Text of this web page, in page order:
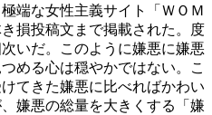
端な女性主義サイト「ＷＯＭ
損投稿文まで掲載された。度
いだ。このように嫌悪に嫌悪
める心は穏やかではない。こ
てきた嫌悪に比べればかわい
嫌悪の総量を大きくする「嫌